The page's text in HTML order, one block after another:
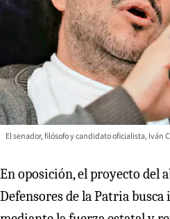
El senador, filósofo y candidato oficialista, Iván
En oposición, el proyecto del
Defensores de la Patria